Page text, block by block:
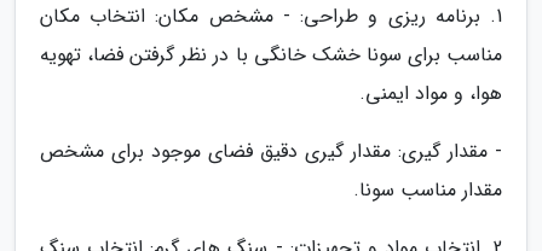
1. برنامه ریزی و طراحی: - مشخص مکان: انتخاب مکان
مناسب برای سونا خشک خانگی با در نظر گرفتن فضا، تهویه
هوا، و مواد ایمنی.
- مقدار گیری: مقدار گیری دقیق فضای موجود برای مشخص
مقدار مناسب سونا.